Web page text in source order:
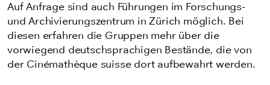
Auf Anfrage sind auch Führungen im Forschungs-
und Archivierungszentrum in Zürich möglich. Bei
diesen erfahren die Gruppen mehr über die
vorwiegend deutschsprachigen Bestände, die von
der Cinémathèque suisse dort aufbewahrt werden.